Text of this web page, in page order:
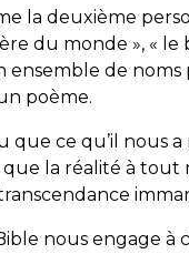
la deuxième
du monde », « le
ensemble de noms
poème.
ce qu’il nous a
que la réalité à tout
nous engage à